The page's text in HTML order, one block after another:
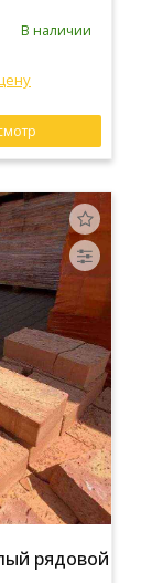
В наличии
рядовой